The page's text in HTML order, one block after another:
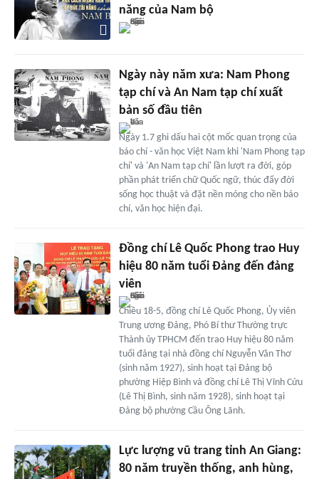
năng của Nam bộ
Ngày này năm xưa: Nam Phong
tạp chí và An Nam tạp chí xuất
bản số đầu tiên
Ngày 1.7 ghi dấu hai cột mốc quan trọng của
báo chí - văn học Việt Nam khi 'Nam Phong tạp
chí' và 'An Nam tạp chí' lần lượt ra đời, góp
phần phát triển chữ Quốc ngữ, thúc đẩy đời
sống học thuật và đặt nền móng cho nền báo
chí, văn học hiện đại.
Đồng chí Lê Quốc Phong trao Huy
hiệu 80 năm tuổi Đảng đến đảng
viên
Chiều 18-5, đồng chí Lê Quốc Phong, Ủy viên
Trung ương Đảng, Phó Bí thư Thường trực
Thành ủy TPHCM đến trao Huy hiệu 80 năm
tuổi đảng tại nhà đồng chí Nguyễn Văn Thơ
(sinh năm 1927), sinh hoạt tại Đảng bộ
phường Hiệp Bình và đồng chí Lê Thị Vĩnh Cửu
(Lê Thị Bình, sinh năm 1928), sinh hoạt tại
Đảng bộ phường Cầu Ông Lãnh.
Lực lượng vũ trang tỉnh An Giang:
80 năm truyền thống, anh hùng,